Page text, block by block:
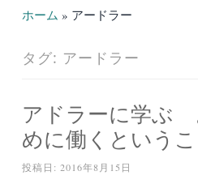
ホーム » アードラー
タグ: アードラー
アドラーに学ぶ
めに働くというこ
投稿日: 2016年8月15日